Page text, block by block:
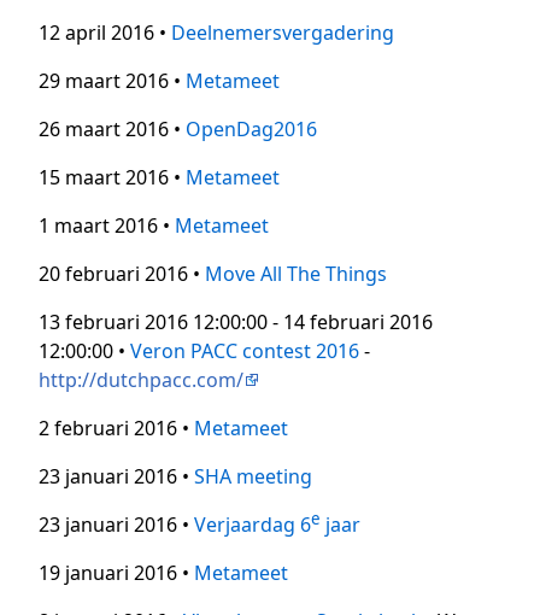
12 april 2016 • Deelnemersvergadering
29 maart 2016 • Metameet
26 maart 2016 • OpenDag2016
15 maart 2016 • Metameet
1 maart 2016 • Metameet
20 februari 2016 • Move All The Things
13 februari 2016 12:00:00 - 14 februari 2016
12:00:00 • Veron PACC contest 2016-
http://dutchpacc.com/
2 februari 2016 • Metameet
23 januari 2016 • SHA meeting
23 januari 2016 • Verjaardag 6e jaar
19 januari 2016 • Metameet